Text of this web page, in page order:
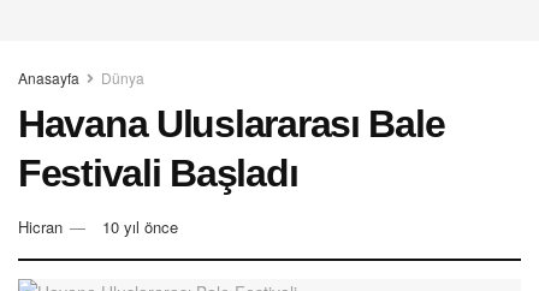
Anasayfa Dünya
Havana Uluslararası Bale
Festivali Başladı
Hicran 10 yıl önce